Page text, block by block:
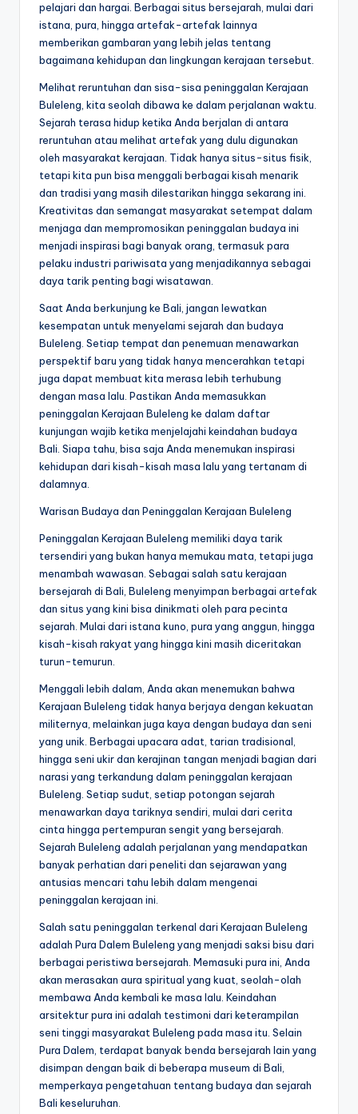
pelajari dan hargai. Berbagai situs bersejarah, mulai dari
istana, pura, hingga artefak-artefak lainnya
memberikan gambaran yang lebih jelas tentang
bagaimana kehidupan dan lingkungan kerajaan tersebut.
Melihat reruntuhan dan sisa-sisa peninggalan Kerajaan
Buleleng, kita seolah dibawa ke dalam perjalanan waktu.
Sejarah terasa hidup ketika Anda berjalan di antara
reruntuhan atau melihat artefak yang dulu digunakan
oleh masyarakat kerajaan. Tidak hanya situs-situs fisik,
tetapi kita pun bisa menggali berbagai kisah menarik
dan tradisi yang masih dilestarikan hingga sekarang ini.
Kreativitas dan semangat masyarakat setempat dalam
menjaga dan mempromosikan peninggalan budaya ini
menjadi inspirasi bagi banyak orang, termasuk para
pelaku industri pariwisata yang menjadikannya sebagai
daya tarik penting bagi wisatawan.
Saat Anda berkunjung ke Bali, jangan lewatkan
kesempatan untuk menyelami sejarah dan budaya
Buleleng. Setiap tempat dan penemuan menawarkan
perspektif baru yang tidak hanya mencerahkan tetapi
juga dapat membuat kita merasa lebih terhubung
dengan masa lalu. Pastikan Anda memasukkan
peninggalan Kerajaan Buleleng ke dalam daftar
kunjungan wajib ketika menjelajahi keindahan budaya
Bali. Siapa tahu, bisa saja Anda menemukan inspirasi
kehidupan dari kisah-kisah masa lalu yang tertanam di
dalamnya.
Warisan Budaya dan Peninggalan Kerajaan Buleleng
Peninggalan Kerajaan Buleleng memiliki daya tarik
tersendiri yang bukan hanya memukau mata, tetapi juga
menambah wawasan. Sebagai salah satu kerajaan
bersejarah di Bali, Buleleng menyimpan berbagai artefak
dan situs yang kini bisa dinikmati oleh para pecinta
sejarah. Mulai dari istana kuno, pura yang anggun, hingga
kisah-kisah rakyat yang hingga kini masih diceritakan
turun-temurun.
Menggali lebih dalam, Anda akan menemukan bahwa
Kerajaan Buleleng tidak hanya berjaya dengan kekuatan
militernya, melainkan juga kaya dengan budaya dan seni
yang unik. Berbagai upacara adat, tarian tradisional,
hingga seni ukir dan kerajinan tangan menjadi bagian dari
narasi yang terkandung dalam peninggalan kerajaan
Buleleng. Setiap sudut, setiap potongan sejarah
menawarkan daya tariknya sendiri, mulai dari cerita
cinta hingga pertempuran sengit yang bersejarah.
Sejarah Buleleng adalah perjalanan yang mendapatkan
banyak perhatian dari peneliti dan sejarawan yang
antusias mencari tahu lebih dalam mengenai
peninggalan kerajaan ini.
Salah satu peninggalan terkenal dari Kerajaan Buleleng
adalah Pura Dalem Buleleng yang menjadi saksi bisu dari
berbagai peristiwa bersejarah. Memasuki pura ini, Anda
akan merasakan aura spiritual yang kuat, seolah-olah
membawa Anda kembali ke masa lalu. Keindahan
arsitektur pura ini adalah testimoni dari keterampilan
seni tinggi masyarakat Buleleng pada masa itu. Selain
Pura Dalem, terdapat banyak benda bersejarah lain yang
disimpan dengan baik di beberapa museum di Bali,
memperkaya pengetahuan tentang budaya dan sejarah
Bali keseluruhan.